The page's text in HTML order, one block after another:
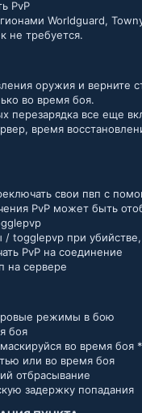
PvP
Worldguard,
не требуется.
оружия и верните
во время боя.
перезарядка все еще
время
свои пвп с
PvP может быть
togglepvp при
PvP на соединение
на сервере
режимы в бою
боя
во время боя *
или во время боя
отбрасывание
задержку попадания